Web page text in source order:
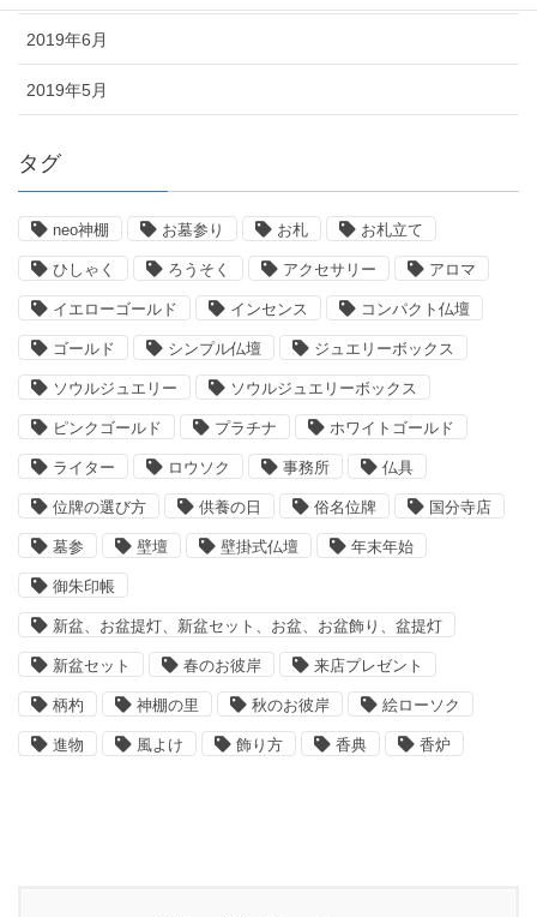
2019年6月
2019年5月
タグ
neo神棚 お墓参り お札 お札立て
ひしゃく ろうそく アクセサリー アロマ
イエローゴールド インセンス コンパクト仏壇
ゴールド シンプル仏壇 ジュエリーボックス
ソウルジュエリー ソウルジュエリーボックス
ピンクゴールド プラチナ ホワイトゴールド
ライター ロウソク 事務所 仏具
位牌の選び方 供養の日 俗名位牌 国分寺店
墓参 壁壇 壁掛式仏壇 年末年始
御朱印帳
新盆、お盆提灯、新盆セット、お盆、お盆飾り、盆提灯
新盆セット 春のお彼岸 来店プレゼント
柄杓 神棚の里 秋のお彼岸 絵ローソク
進物 風よけ 飾り方 香典 香炉